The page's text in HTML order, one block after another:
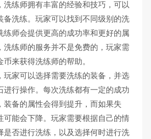
洗练师拥有丰富的经验和技巧，可以
备洗练。玩家可以找到不同级别的洗
练师会提供更高的成功率和更好的属
洗练师的服务并不是免费的，玩家需
来获得洗练师的帮助。
玩家可以选择需要洗练的装备，并选
进行操作。每次洗练都有一定的成功
装备的属性会得到提升，而如果失
可能会下降。玩家需要根据自己的情
是否进行洗练，以及选择何时进行洗